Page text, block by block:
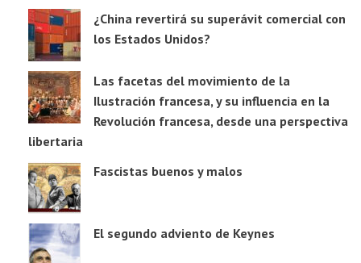
¿China revertirá su superávit comercial con
los Estados Unidos?
Las facetas del movimiento de la
Ilustración francesa, y su influencia en la
Revolución francesa, desde una perspectiva
libertaria
Fascistas buenos y malos
El segundo adviento de Keynes